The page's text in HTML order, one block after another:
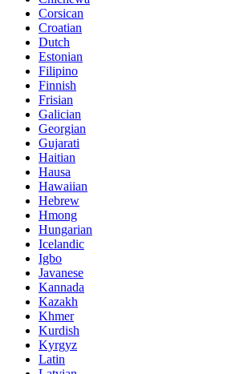
Corsican
Croatian
Dutch
Estonian
Filipino
Finnish
Frisian
Galician
Georgian
Gujarati
Haitian
Hausa
Hawaiian
Hebrew
Hmong
Hungarian
Icelandic
Igbo
Javanese
Kannada
Kazakh
Khmer
Kurdish
Kyrgyz
Latin